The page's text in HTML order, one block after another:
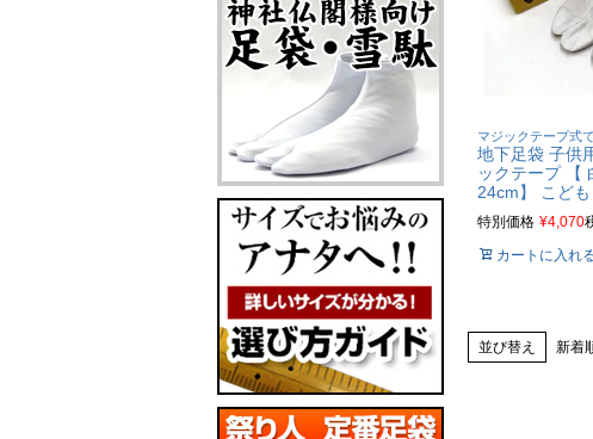
マジックテープ式
地下足袋 子供
ックテープ 【
24cm】 こど
特別価格 ¥4,070
カートに入れ
並び替え 新着